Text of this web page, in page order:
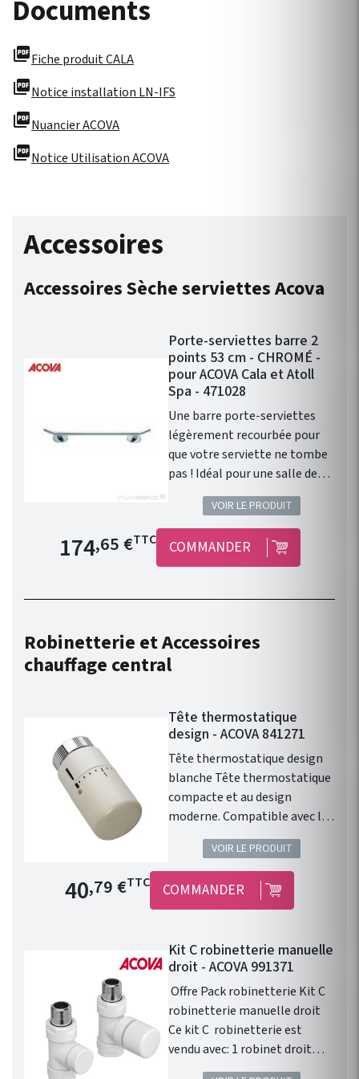
Documents
picture_as_pdfFiche produit CALA
picture_as_pdfNotice installation LN-IFS
picture_as_pdfNuancier ACOVA
picture_as_pdfNotice Utilisation ACOVA
Accessoires
Accessoires Sèche serviettes Acova
Porte-serviettes barre 2
points 53 cm - CHROMÉ -
pour ACOVA Cala et Atoll
Spa - 471028
Une barre porte-serviettes
légèrement recourbée pour
que votre serviette ne tombe
pas ! Idéal pour une salle de
bain contemporaine. Porte-
serviettes barre 2 points pour
radiateurs sèche-serviettes
Acova gammes Cala et Atoll
Spa. Couleur : CHROMÉ
VOIR LE PRODUIT
Prix de base
174,65 €TTC COMMANDER
Robinetterie et Accessoires
chauffage central
Tête thermostatique
design - ACOVA 841271
Tête thermostatique design
blanche Tête thermostatique
compacte et au design
moderne. Compatible avec les
radiateurs eau chaude ACOVA.
Type de raccord : M30 x1,5.
Finition : Blanc. 46 Couleurs en
option. Cette tête
thermostatique design
avec précision de la
température d'un radiateur ou
d'un sèche serviette à eau
chaude.
VOIR LE PRODUIT
Prix de base
40,79 €TTC COMMANDER
Kit C robinetterie manuelle
droit - ACOVA 991371
Offre Pack robinetterie Kit C
robinetterie manuelle droit
Ce kit C robinetterie est
vendu avec: 1 robinet droit